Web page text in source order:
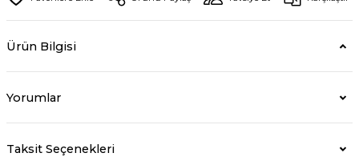
Ürün Bilgisi
Yorumlar
Taksit Seçenekleri